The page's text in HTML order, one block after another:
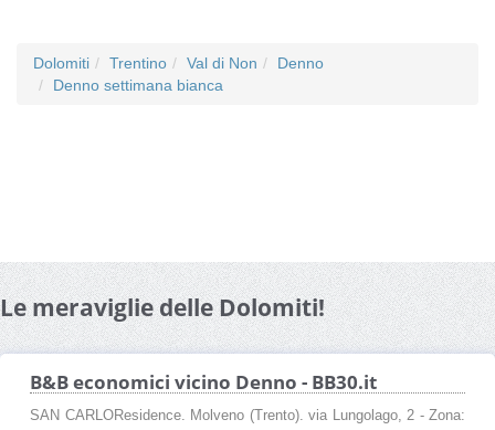
Dolomiti Trentino Val di Non
Denno
Denno settimana bianca
Le meraviglie delle Dolomiti!
B&B economici vicino Denno - BB30.it
SAN CARLOResidence. Molveno (Trento). via Lungolago, 2 - Zona: